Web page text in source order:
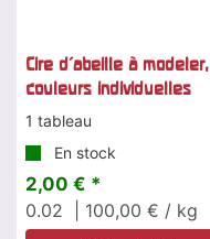
Cire d'abeille à modeler,
couleurs individuelles
1 tableau
En stock
2,00 € *
0.02
| 100,00 € / kg